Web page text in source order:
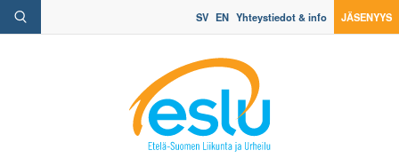
SV EN Yhteystiedot & info JÄSENYYS